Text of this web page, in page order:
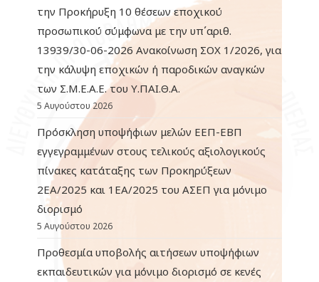
την Προκήρυξη 10 θέσεων εποχικού
προσωπικού σύμφωνα με την υπ΄αριθ.
13939/30-06-2026 Ανακοίνωση ΣΟΧ 1/2026, για
την κάλυψη εποχικών ή παροδικών αναγκών
των Σ.Μ.Ε.Α.Ε. του Υ.ΠΑΙ.Θ.Α.
5 Αυγούστου 2026
Πρόσκληση υποψήφιων μελών ΕΕΠ-ΕΒΠ
εγγεγραμμένων στους τελικούς αξιολογικούς
πίνακες κατάταξης των Προκηρύξεων
2ΕΑ/2025 και 1ΕΑ/2025 του ΑΣΕΠ για μόνιμο
διορισμό
5 Αυγούστου 2026
Προθεσμία υποβολής αιτήσεων υποψήφιων
εκπαιδευτικών για μόνιμο διορισμό σε κενές